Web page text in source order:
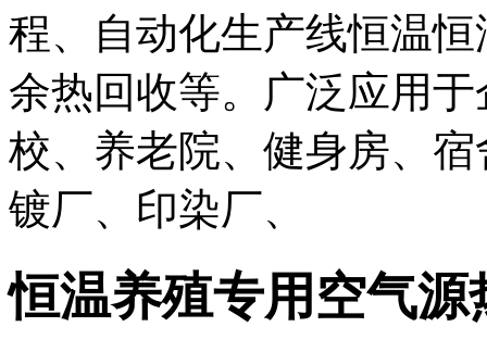
程、自动化生产线恒温
余热回收等。广泛应用
校、养老院、健身房、
镀厂、印染厂、
恒温养殖专用空气